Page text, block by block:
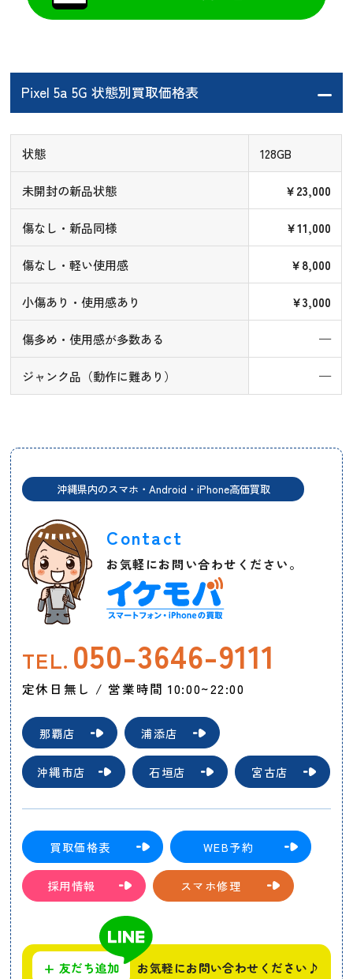
Pixel 5a 5G 状態別買取価格表
状態 128GB
未開封の新品状態 ￥23,000
傷なし・新品同様 ￥11,000
傷なし・軽い使用感 ￥8,000
小傷あり・使用感あり ￥3,000
傷多め・使用感が多数ある —
ジャンク品（動作に難あり） —
沖縄県内のスマホ・Android・iPhone高価買取
Contact
お気軽にお問い合わせください。
TEL. 050-3646-9111
定休日無し / 営業時間 10:00~22:00
那覇店 浦添店
沖縄市店 石垣店 宮古店
買取価格表 WEB予約
採用情報 スマホ修理
+ 友だち追加 お気軽にお問い合わせください♪